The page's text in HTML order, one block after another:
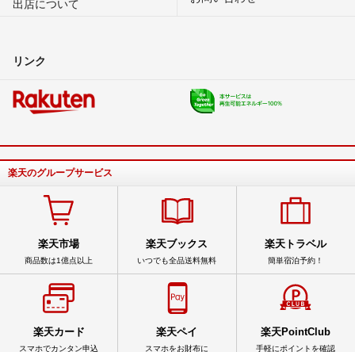
リンク
楽天のグループサービス
楽天市場
商品数は1億点以上
楽天ブックス
いつでも全品送料無料
楽天トラベル
簡単宿泊予約！
楽天カード
スマホでカンタン申込
楽天ペイ
スマホをお財布に
楽天PointClub
手軽にポイントを確認